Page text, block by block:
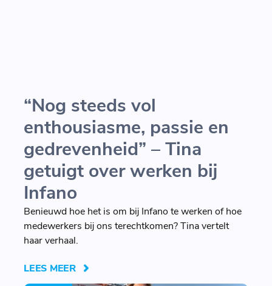
“Nog steeds vol
enthousiasme, passie en
gedrevenheid” – Tina
getuigt over werken bij
Infano
Benieuwd hoe het is om bij Infano te werken of hoe
medewerkers bij ons terechtkomen? Tina vertelt
haar verhaal.
LEES MEER